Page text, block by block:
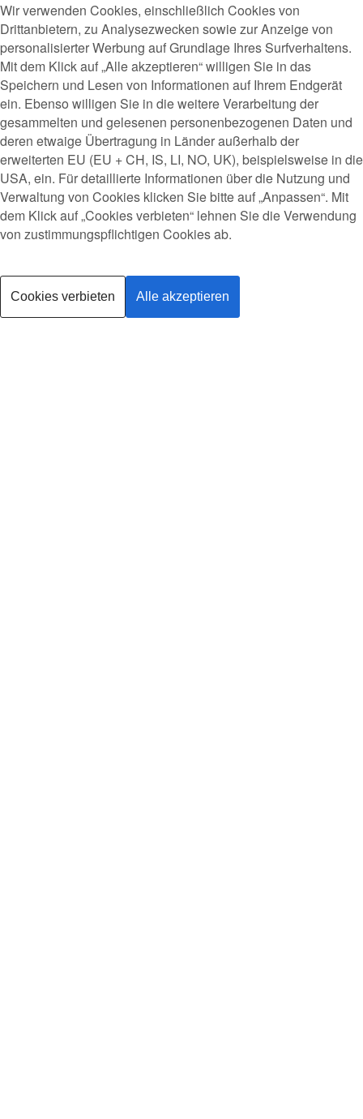
Wir verwenden Cookies, einschließlich Cookies von
Drittanbietern, zu Analysezwecken sowie zur Anzeige von
personalisierter Werbung auf Grundlage Ihres Surfverhaltens.
Mit dem Klick auf „Alle akzeptieren“ willigen Sie in das
Speichern und Lesen von Informationen auf Ihrem Endgerät
ein. Ebenso willigen Sie in die weitere Verarbeitung der
gesammelten und gelesenen personenbezogenen Daten und
deren etwaige Übertragung in Länder außerhalb der
erweiterten EU (EU + CH, IS, LI, NO, UK), beispielsweise in die
USA, ein. Für detaillierte Informationen über die Nutzung und
Verwaltung von Cookies klicken Sie bitte auf „Anpassen“. Mit
dem Klick auf „Cookies verbieten“ lehnen Sie die Verwendung
von zustimmungspflichtigen Cookies ab.
Cookies verbieten Alle akzeptieren